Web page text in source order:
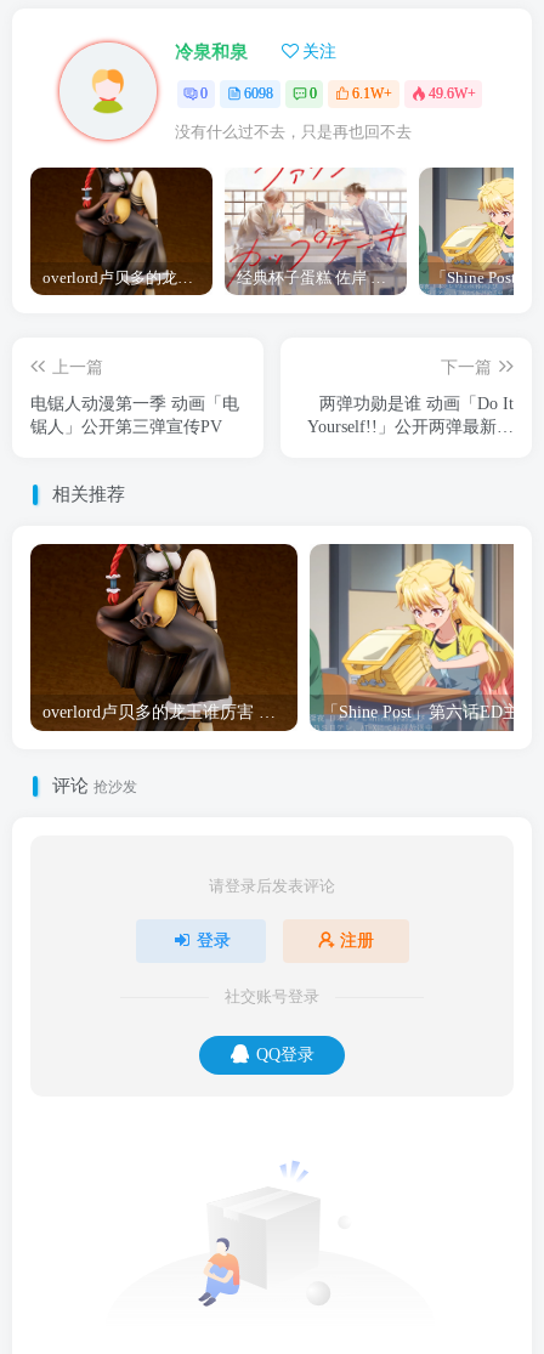
冷泉和泉 关注
0 6098 0 6.1W+ 49.6W+
没有什么过不去，只是再也回不去
经典杯子蛋糕 佐岸 漫画「经典杯子蛋糕」宣布真人日剧化
上一篇
电锯人动漫第一季 动画「电
锯人」公开第三弹宣传PV
下一篇
两弹功勋是谁 动画「Do It
Yourself!!」公开两弹最新角
相关推荐
评论 抢沙发
请登录后发表评论
登录 注册
社交账号登录
QQ登录